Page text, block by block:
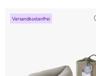
Versandkostenfrei